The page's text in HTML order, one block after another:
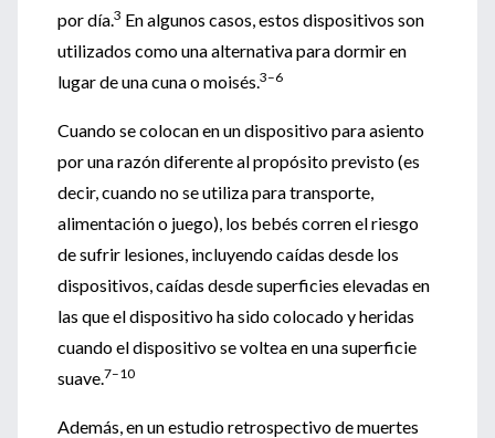
por día.3 En algunos casos, estos dispositivos son
utilizados como una alternativa para dormir en
lugar de una cuna o moisés.3–6
Cuando se colocan en un dispositivo para asiento
por una razón diferente al propósito previsto (es
decir, cuando no se utiliza para transporte,
alimentación o juego), los bebés corren el riesgo
de sufrir lesiones, incluyendo caídas desde los
dispositivos, caídas desde superficies elevadas en
las que el dispositivo ha sido colocado y heridas
cuando el dispositivo se voltea en una superficie
suave.7–10
Además, en un estudio retrospectivo de muertes